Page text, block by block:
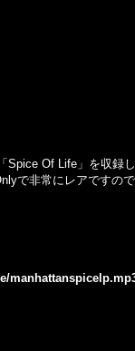
Spice Of Life」を収録
で非常にレアですの